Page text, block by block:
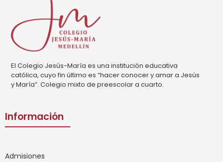
El Colegio Jesús-María es una institución educativa
católica, cuyo fin último es “hacer conocer y amar a Jesús
y María”. Colegio mixto de preescolar a cuarto.
Información
Admisiones